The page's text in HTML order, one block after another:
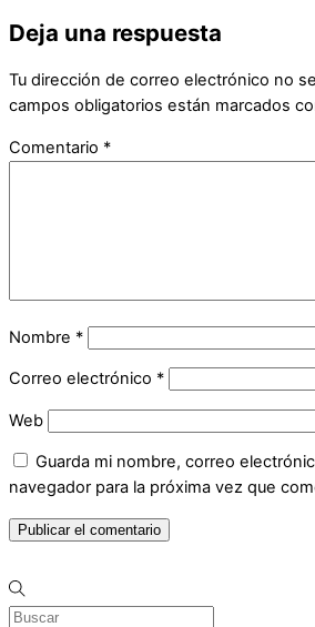
Deja una respuesta
Tu dirección de correo electrónico no
campos obligatorios están marcados
Comentario *
Nombre *
Correo electrónico *
Web
Guarda mi nombre, correo
navegador para la próxima vez que